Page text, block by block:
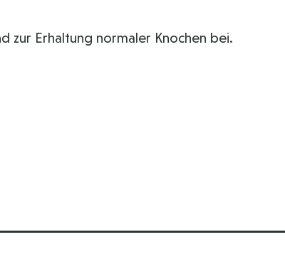
zur Erhaltung normaler Knochen bei.